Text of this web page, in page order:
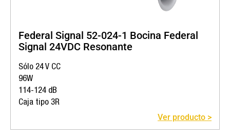
Federal Signal 52-024-1 Bocina Federal
Signal 24VDC Resonante
Sólo 24 V CC
96W
114-124 dB
Caja tipo 3R
Ver producto >